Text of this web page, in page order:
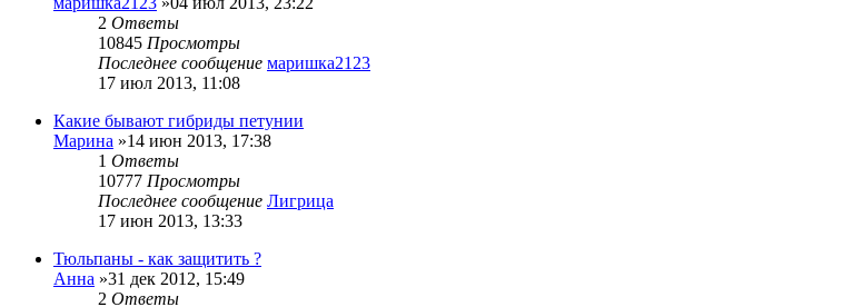
2 Ответы
10845 Просмотры
Последнее сообщение маришка2123
17 июл 2013, 11:08
Какие бывают гибриды петунии
Марина »14 июн 2013, 17:38
1 Ответы
10777 Просмотры
Последнее сообщение Лигрица
17 июн 2013, 13:33
Тюльпаны - как защитить ?
Анна »31 дек 2012, 15:49
2 Ответы